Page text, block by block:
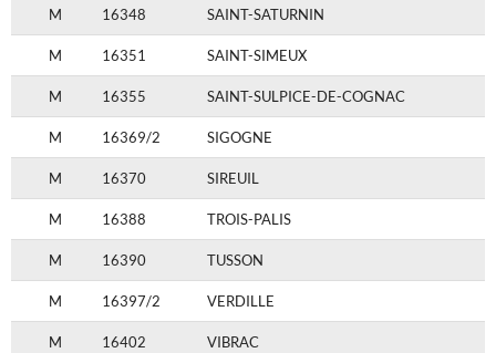
M 16348 SAINT-SATURNIN
M 16351 SAINT-SIMEUX
M 16355 SAINT-SULPICE-DE-COGNAC
M 16369/2 SIGOGNE
M 16370 SIREUIL
M 16388 TROIS-PALIS
M 16390 TUSSON
M 16397/2 VERDILLE
M 16402 VIBRAC